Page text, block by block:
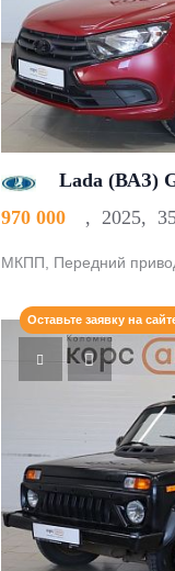
Lada (ВАЗ)
970 000
, 2025,
МКПП, Передний
Оставьте заявку на